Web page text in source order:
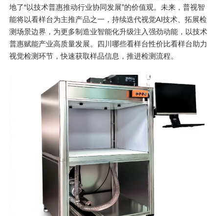
地了“以技术普惠推动行业协同发展”的价值观。未来，普视智
能将以看样台为主推产品之一，持续迭代视觉AI技术、拓展检
测场景边界，为更多制造业智能化升级注入强劲动能，以技术
普惠赋能产业高质量发展。四川哪些看样台性价比看样台助力
视觉检测环节，快速获取样品信息，推进检测流程。